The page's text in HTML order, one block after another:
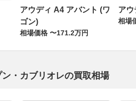
アウディ A4 アバント (ワ
ゴン)
相場価格 〜171.2万円
ア
相場
・カブリオレの買取相場